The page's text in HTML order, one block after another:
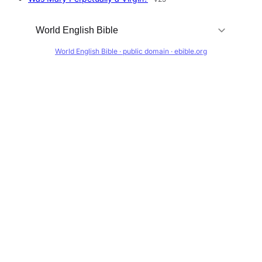
World English Bible · public domain · ebible.org